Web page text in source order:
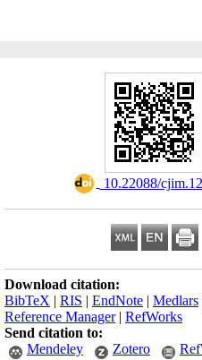
10.22088/
Download citation:
BibTeX | RIS | EndNote | Medlars
Reference Manager| RefWorks
Send citation to:
Mendeley
Zotero